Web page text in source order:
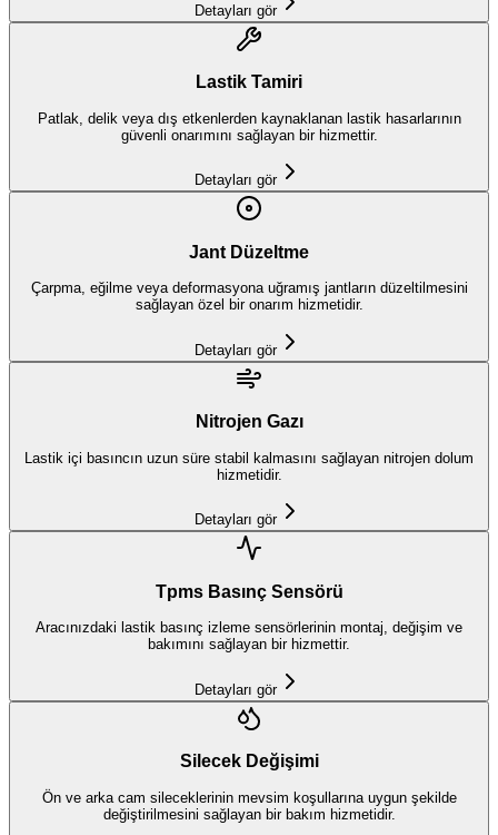
Detayları gör
Lastik Tamiri
Patlak, delik veya dış etkenlerden kaynaklanan lastik hasarlarının
güvenli onarımını sağlayan bir hizmettir.
Detayları gör
Jant Düzeltme
Çarpma, eğilme veya deformasyona uğramış jantların düzeltilmesini
sağlayan özel bir onarım hizmetidir.
Detayları gör
Nitrojen Gazı
Lastik içi basıncın uzun süre stabil kalmasını sağlayan nitrojen dolum
hizmetidir.
Detayları gör
Tpms Basınç Sensörü
Aracınızdaki lastik basınç izleme sensörlerinin montaj, değişim ve
bakımını sağlayan bir hizmettir.
Detayları gör
Silecek Değişimi
Ön ve arka cam sileceklerinin mevsim koşullarına uygun şekilde
değiştirilmesini sağlayan bir bakım hizmetidir.